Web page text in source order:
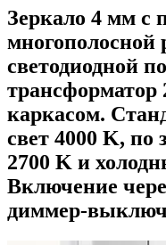
Зеркало 4 мм с
многополосной
светодиодной
трансформатор
каркасом.
свет 4000 K, по
2700 K и
Включение
диммер-